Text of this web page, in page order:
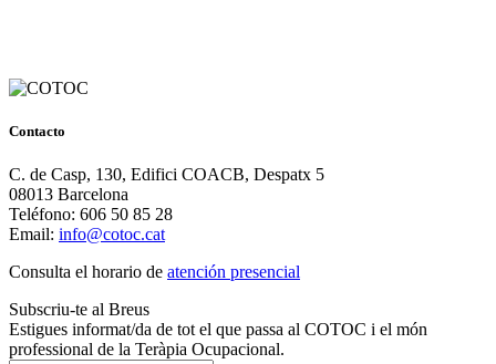
Contacto
C. de Casp, 130, Edifici COACB, Despatx 5
08013 Barcelona
Teléfono: 606 50 85 28
Email: info@cotoc.cat
Consulta el horario de atención presencial
Subscriu-te al Breus
Estigues informat/da de tot el que passa al COTOC i el món
professional de la Teràpia Ocupacional.